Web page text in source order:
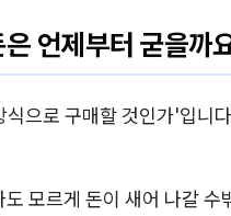
언제부터 굳을까
으로 구매할 것인가'입니
모르게 돈이 새어 나갈 수